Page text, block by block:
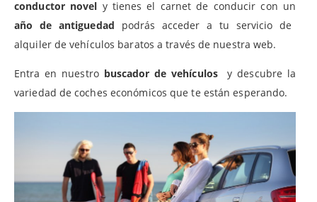
conductor novel y tienes el carnet de conducir con un
año de antiguedad podrás acceder a tu servicio de
alquiler de vehículos baratos a través de nuestra web.
Entra en nuestro buscador de vehículosy descubre la
variedad de coches económicos que te están esperando.